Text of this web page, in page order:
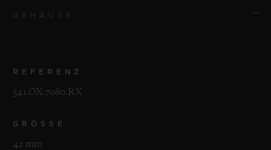
REFERENZ
541.OX.7080.RX
GRÖSSE
42 mm